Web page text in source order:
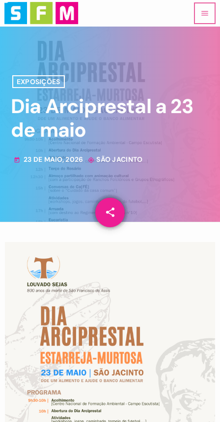
menu
EXPOSIÇÕES
Dia Arciprestal a 23
de maio
today 23 DE MAIO, 2026 my_location SÃO JACINTO
share
email